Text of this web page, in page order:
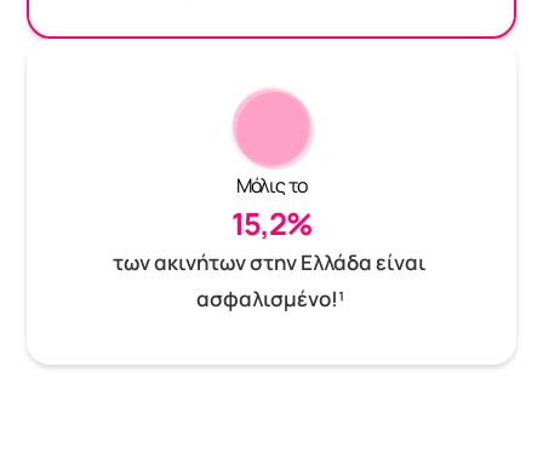
Μόλις το
15,2%
των ακινήτων στην Ελλάδα είναι
ασφαλισμένο!¹